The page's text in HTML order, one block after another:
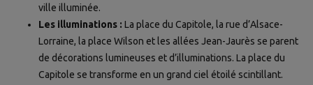
ville illuminée.
Les illuminations : La place du Capitole, la rue d’Alsace-
Lorraine, la place Wilson et les allées Jean-Jaurès se parent
de décorations lumineuses et d’illuminations. La place du
Capitole se transforme en un grand ciel étoilé scintillant.